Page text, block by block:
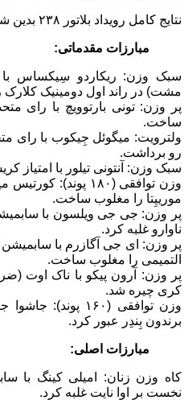
نتایج کامل رویداد بلاتور ۲۳۸ بدین شرح می باشد:
مبارزات مقدماتی:
سبک وزن: ریکاردو سِیکساس
مشت) در راند اول دومینیک
پر وزن: تونی بارتوویچ با رای
ساخت.
ولترویت: میگوئل جِیکوب با رای
رو برداشت.
سبک وزن: آنتونی تیلور با امتیاز
وزن توافقی (۱۸۰
مورییِتا را مغلوب ساخت.
پر وزن: جی جی ویلسون با
ناوارو غلبه کرد.
پر وزن: ای جی آگازرم با
التمیمی را مغلوب ساخت.
پر وزن: آرون پیکو با ناک اوت
کری چیره شد.
وزن توافقی (۱۶۰
برندون بِندِر عبور کرد.
مبارزات اصلی:
کاه وزن زنان: امیلی کینگ با
نخست بر اوا نایت غلبه کرد.